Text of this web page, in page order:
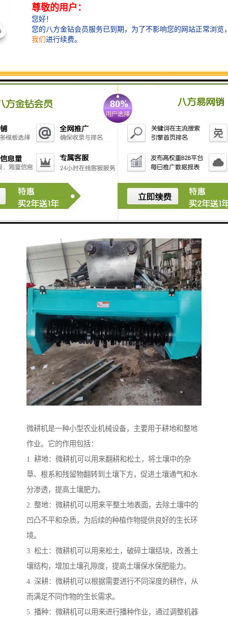
粉碎机处理后的灌木碎片可以用于多种用途，包括：
1. 填埋和堆肥：灌木碎片可以用于填埋场和堆肥场，加
速有机物质的分解和降解，减少垃圾的体积。
中，提供养分和有机质，改良土壤结构和水分保持能
力。
3. 覆盖物：灌木碎片可以用作地面覆盖物，防止土壤水
分蒸发，减少杂草生长，保护土壤质量。
4. 生物质能源：灌木碎片可以作为生物质能源，用于发
5. 建筑材料：灌木碎片可以与其他材料混合，制成纤维
总之，灌木粉碎机的作用是将灌木等有机材料加工成利
用价值更高的产品，实现资源的循环利用和环境保护。
微耕机是一种小型农业机械设备，主要用于耕地和整地
作业。它的作用包括：
1. 耕地：微耕机可以用来翻耕和松土，将土壤中的杂
草、根系和残留物翻转到土壤下方，促进土壤通气和水
分渗透，提高土壤肥力。
2. 整地：微耕机可以用来平整土地表面，去除土壤中的
凹凸不平和杂质，为后续的种植作物提供良好的生长环
境。
3. 松土：微耕机可以用来松土，破碎土壤结块，改善土
壤结构，增加土壤孔隙度，提高土壤保水保肥能力。
4. 深耕：微耕机可以根据需要进行不同深度的耕作，从
而满足不同作物的生长需求。
5. 播种：微耕机可以用来进行播种作业，通过调整机器